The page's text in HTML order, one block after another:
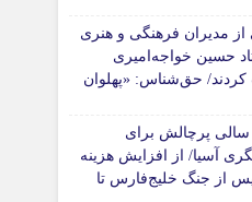
مدیران فرهنگی و هنری
حسین خواجه‌امیری
کردند/ حق‌شناس: «پهلوان
ایرج است
سالی پرچالش برای
آسیا/ از افزایش هزینه
از جنگ خلیج‌فارس تا